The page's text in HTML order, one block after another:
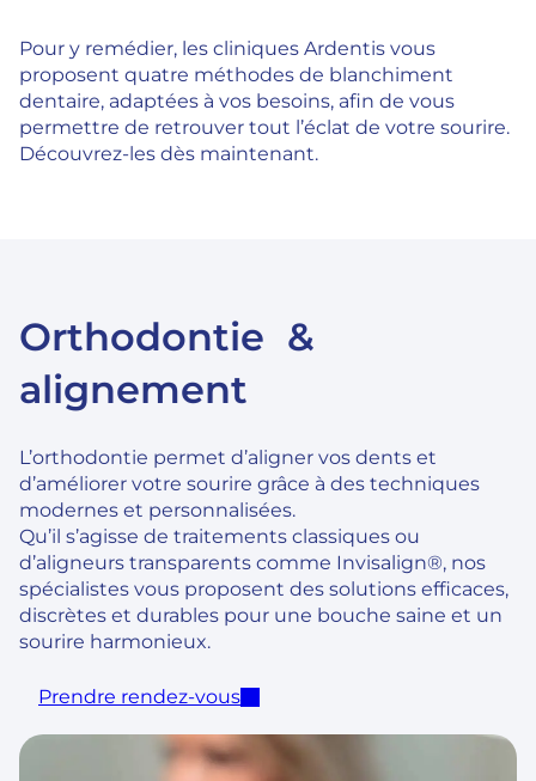
Pour y remédier, les cliniques Ardentis vous
proposent quatre méthodes de blanchiment
dentaire, adaptées à vos besoins, afin de vous
permettre de retrouver tout l’éclat de votre sourire.
Découvrez-les dès maintenant.
Orthodontie &
alignement
L’orthodontie permet d’aligner vos dents et
d’améliorer votre sourire grâce à des techniques
modernes et personnalisées.
Qu’il s’agisse de traitements classiques ou
d’aligneurs transparents comme Invisalign®, nos
spécialistes vous proposent des solutions efficaces,
discrètes et durables pour une bouche saine et un
sourire harmonieux.
Prendre rendez-vous